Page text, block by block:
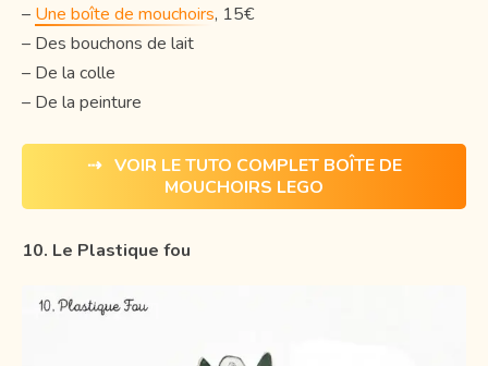
– Une boîte de mouchoirs, 15€
– Des bouchons de lait
– De la colle
– De la peinture
⇢ VOIR LE TUTO COMPLET BOÎTE DE
MOUCHOIRS LEGO
10. Le Plastique fou